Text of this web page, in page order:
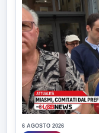
6 AGOSTO 2026